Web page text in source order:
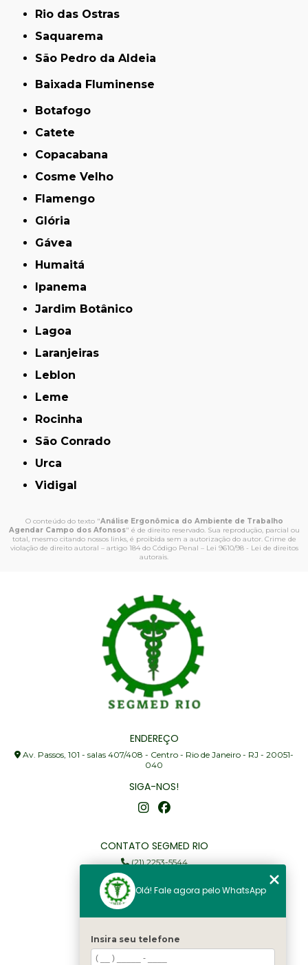
Rio das Ostras
Saquarema
São Pedro da Aldeia
Baixada Fluminense
Botafogo
Catete
Copacabana
Cosme Velho
Flamengo
Glória
Gávea
Humaitá
Ipanema
Jardim Botânico
Lagoa
Laranjeiras
Leblon
Leme
Rocinha
São Conrado
Urca
Vidigal
O conteúdo do texto "Análise Ergonômica do Ambiente de Trabalho
Agendar Campo dos Afonsos" é de direito reservado. Sua reprodução, parcial ou
total, mesmo citando nossos links, é proibida sem a autorização do autor. Crime de
violação de direito autoral – artigo 184 do Código Penal – Lei 9610/98 - Lei de direitos
autorais.
ENDEREÇO
Av. Passos, 101 - salas 407/408 - Centro - Rio de Janeiro - RJ - 20051-
040
SIGA-NOS!
CONTATO SEGMED RIO
(21) 2253-5544
(21) 97905-3352
segmed@segmedrio.com.br
Home
Olá! Fale agora pelo WhatsApp
Insira seu telefone